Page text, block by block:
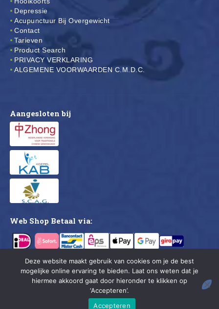
Depressie
Acupunctuur Bij Overgewicht
Contact
Tarieven
Product Search
PRIVACY VERKLARING
ALGEMENE VOORWAARDEN C.M.D.C.
Aangesloten bij
Web Shop Betaal via:
CMDC © 2026. All rights reserved.
Deze website maakt gebruik van cookies om je de best
mogelijke online ervaring te bieden. Laat ons weten dat je
hiermee akkoord gaat door hieronder te klikken op
‘Accepteren’.
Accepteren